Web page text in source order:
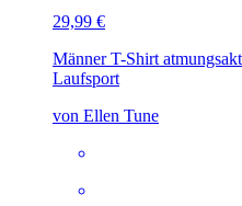
29,99 €
Männer T-Shirt
Laufsport
von Ellen Tune